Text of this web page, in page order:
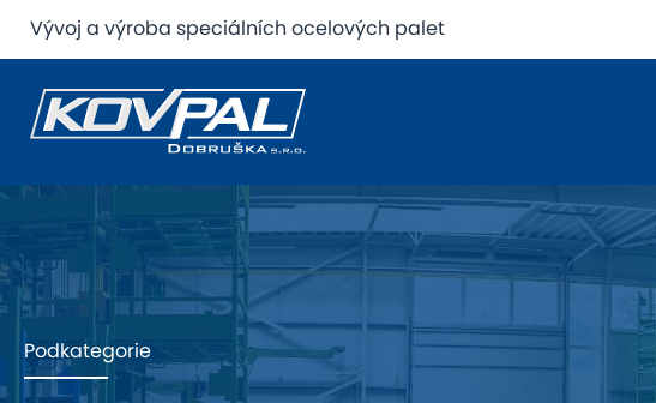
Vývoj a výroba speciálních ocelových palet
Podkategorie